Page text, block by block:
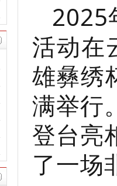
2025
活动在
雄彝绣
满举行
登台亮
了一场